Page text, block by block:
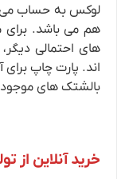
لوکس به حساب می
هم می باشد.
های احتمالی
اند. پارت چاپ
بالشتک های موجود
خرید آنلاین از